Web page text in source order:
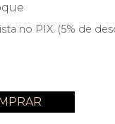
no PIX. (5% de